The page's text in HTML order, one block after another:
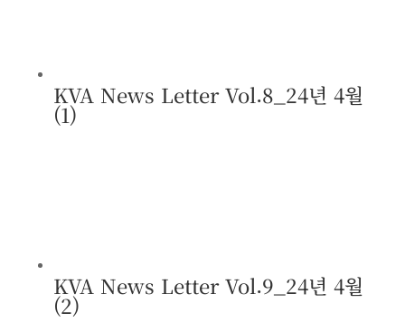
KVA News Letter Vol.8_24년 4월
(1)
KVA News Letter Vol.9_24년 4월
(2)